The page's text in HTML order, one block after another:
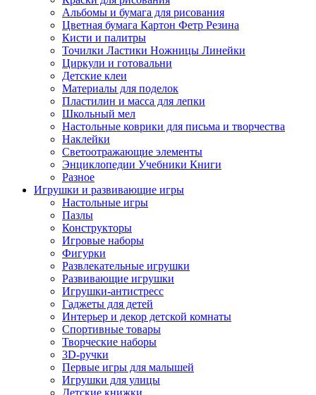
Альбомы и бумага для рисования
Цветная бумага Картон Фетр Резина
Кисти и палитры
Точилки Ластики Ножницы Линейки
Циркули и готовальни
Детские клеи
Материалы для поделок
Пластилин и масса для лепки
Школьный мел
Настольные коврики для письма и творчества
Наклейки
Светоотражающие элементы
Энциклопедии Учебники Книги
Разное
Игрушки и развивающие игры
Настольные игры
Пазлы
Конструкторы
Игровые наборы
Фигурки
Развлекательные игрушки
Развивающие игрушки
Игрушки-антистресс
Гаджеты для детей
Интерьер и декор детской комнаты
Спортивные товары
Творческие наборы
3D-ручки
Первые игры для малышей
Игрушки для улицы
Детские книжки